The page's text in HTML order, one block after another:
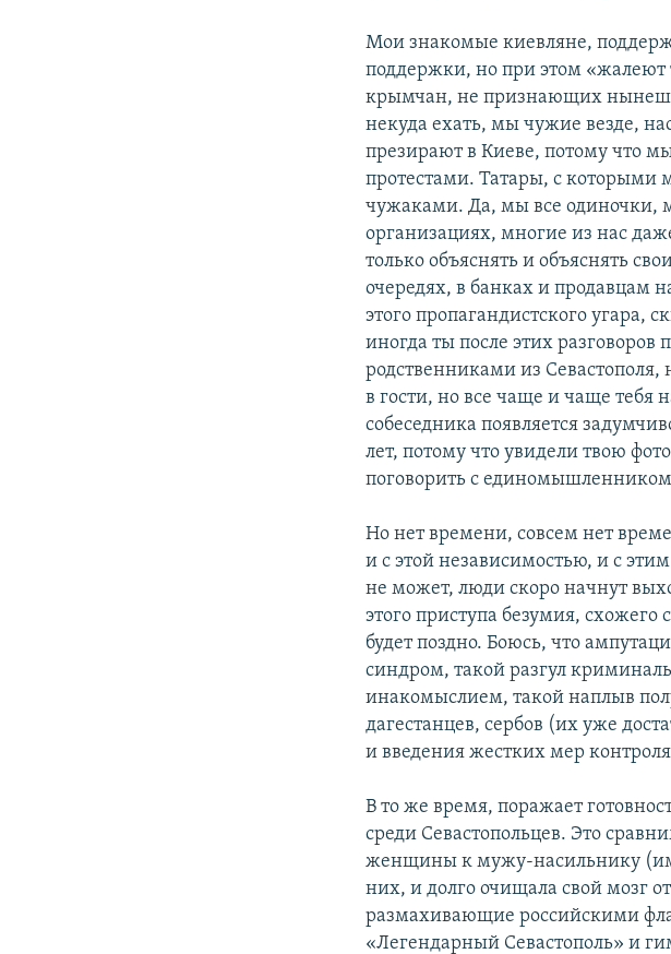
Мои знакомые киевляне,
поддержки, но при этом «жалеют
крымчан, не признающих
некуда ехать, мы чужие везде,
презирают в Киеве, потому что
протестами. Татары, с которыми
чужаками. Да, мы все одиночки,
организациях, многие из нас
только объяснять и объяснять
очередях, в банках и продавцам
этого пропагандистского угара,
иногда ты после этих
родственниками из Севастополя,
в гости, но все чаще и чаще тебя
собеседника появляется
лет, потому что увидели твою
поговорить с
Но нет времени, совсем нет
и с этой независимостью, и с
не может, люди скоро начнут
этого приступа безумия,
будет поздно. Боюсь, что
синдром, такой разгул
инакомыслием, такой наплыв
дагестанцев, сербов (их уже
и введения жестких мер
В то же время, поражает
среди Севастопольцев. Это
женщины к мужу-насильнику
них, и долго очищала свой мозг
размахивающие российскими
«Легендарный Севастополь» и